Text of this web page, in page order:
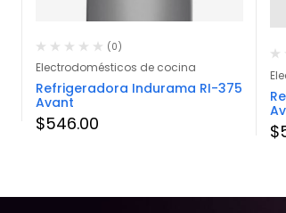
(0)
Electrodomésticos de cocina
Refrigeradora Indurama RI-375
Avant
$546.00 $